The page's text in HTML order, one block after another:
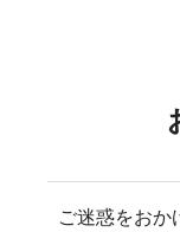
ご迷惑をおか